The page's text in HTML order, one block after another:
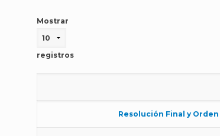
Mostrar
registros
Resolución Final y Orden